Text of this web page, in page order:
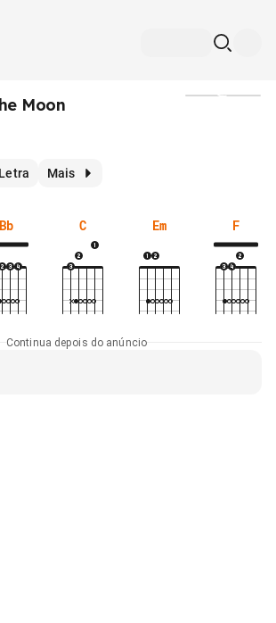
Moon
Letra Mais
Bb C Em F
Continua depois do anúncio